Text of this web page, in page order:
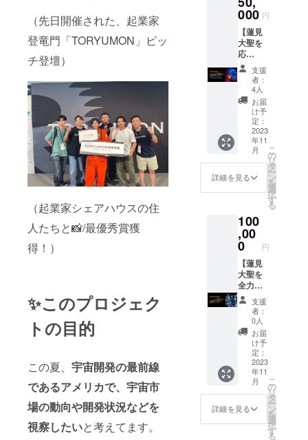
（先日開催された、起業家
登竜門「TORYUMON」ピッ
チ登壇）
（起業家シェアハウスの住
人たちと📸/最優秀賞獲
得！）
✨このプロジェク
トの目的
この夏、 宇宙開発の最前線
であるアメリカで、宇宙市
場の動向や開発状況などを
視察したいと考えてます。
トから
シナ
ジーが
発生す
ること
を期待
してい
ます。
ぜひア
メリカ
への挑
戦、応
援よろ
願いし
ます！
には心
を込め
て感謝
セージ
を送ら
せてい
ただき
ます。
【概
要】
・提
供内
容：
「オー
プン
トへの
招待」
オープ
ン
チャッ
トで現
地アメ
リカの
宇宙開
発現場
（NAS
Aや宇宙
ベン
チャー
）の写
真や動
画を配
信しま
イムで
定期的
に配信
予定で
す。た
だの共
有場所
だけで
はな
く、そ
のオー
プン
チャッ
トから
様々な
シナ
ジーが
発生す
何を感
じてき
たの
か。生
の声を
届けま
す。 リ
アルで
会うか
らこそ
伝えら
れる宇
宙開発
の裏側
なども
お話し
に！ ま
た今回
の挑戦
にあた
り、応
援者限
定の
オープ
チャッ
トを開
設しま
す。応
援頂い
た方々
限定で
ご招待
させて
000 円
【蓮見
大聖を
応
援！】
応援者
限定で
「現地
視察・
宇宙開
発レ
ポー
ト」
(3000文
字/PDF
）を限
定公開
す。 実
際に宇
宙開発
の現場
で体験
した内
容や
NASA
や宇宙
ベン
チャー
から見
えてく
るリア
ルな声
を基
に、レ
ポート
を作成
しま
支援
者：
4人
お届
け予
定：
2023
年11
月
詳細を見る
こ
の
リ
タ
ー
ン
を
選
択
す
る
100
,00
0 円
【蓮見
大聖を
全力応
援！】
応援者
限定
で、ア
メリカ
の宇宙
関連
（NAS
Aや宇宙
ベン
チャー
）の
方々に
支援
者：
0人
お届
け予
定：
2023
年11
月
詳細を見る
こ
の
リ
タ
ー
ン
を
選
択
す
る